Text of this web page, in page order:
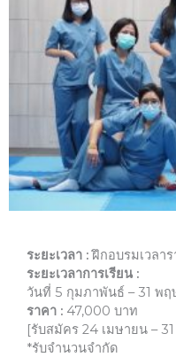
ระยะเวลา :ฝึกอบรมเวลา
ระยะเวลาการเรียน :
วันที่ 5 กุมภาพันธ์ – 31 พ
ราคา : 47,000 บาท
[รับสมัคร 24 เมษายน –
*รับจำนวนจำกัด